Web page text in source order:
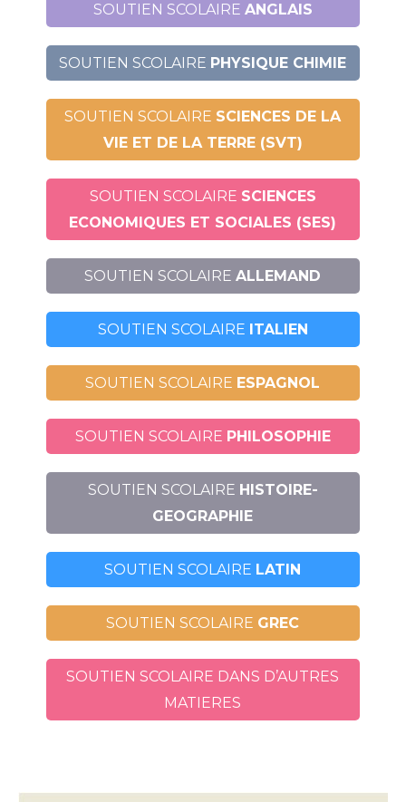
SOUTIEN SCOLAIRE ANGLAIS
SOUTIEN SCOLAIRE PHYSIQUE CHIMIE
SOUTIEN SCOLAIRE SCIENCES DE LA
VIE ET DE LA TERRE (SVT)
SOUTIEN SCOLAIRE SCIENCES
ECONOMIQUES ET SOCIALES (SES)
SOUTIEN SCOLAIREALLEMAND
SOUTIEN SCOLAIRE ITALIEN
SOUTIEN SCOLAIRE ESPAGNOL
SOUTIEN SCOLAIRE PHILOSOPHIE
SOUTIEN SCOLAIRE HISTOIRE-
GEOGRAPHIE
SOUTIEN SCOLAIRE LATIN
SOUTIEN SCOLAIRE GREC
SOUTIEN SCOLAIRE DANS D’AUTRES
MATIERES